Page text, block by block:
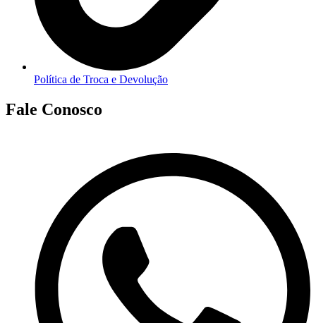
Política de Troca e Devolução
Fale Conosco